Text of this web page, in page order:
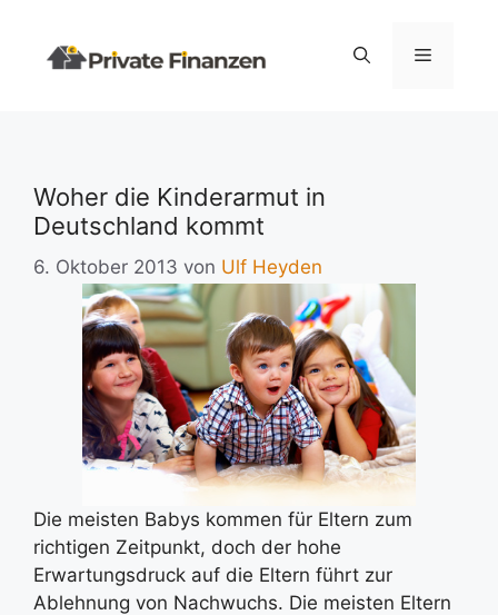
springen
Menü
Woher die Kinderarmut in
Deutschland kommt
6. Oktober 2013 von Ulf Heyden
Die meisten Babys kommen für Eltern zum
richtigen Zeitpunkt, doch der hohe
Erwartungsdruck auf die Eltern führt zur
Ablehnung von Nachwuchs. Die meisten Eltern